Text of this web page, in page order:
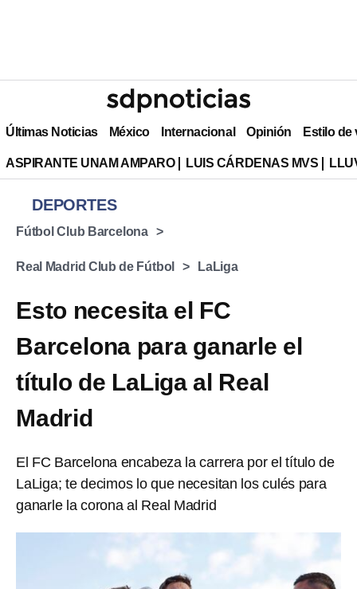
Últimas Noticias México Internacional Opinión Estilo de
ASPIRANTE UNAM AMPARO LUIS CÁRDENAS MVS
DEPORTES
Fútbol Club Barcelona
Real Madrid Club de Fútbol LaLiga
Esto necesita el FC
Barcelona para ganarle el
título de LaLiga al Real
Madrid
El FC Barcelona encabeza la carrera por el título de
LaLiga; te decimos lo que necesitan los culés para
ganarle la corona al Real Madrid